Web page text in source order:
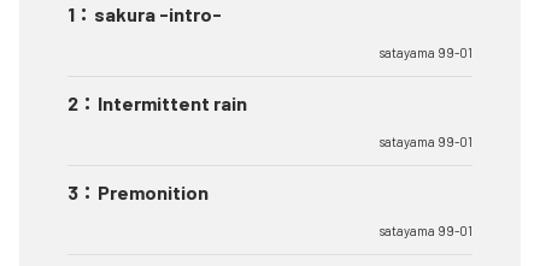
1 ： sakura -intro-
satayama 99-01
2 ： Intermittent rain
satayama 99-01
3 ： Premonition
satayama 99-01